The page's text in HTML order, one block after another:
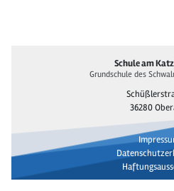
Schule am
Grundschule des
36280